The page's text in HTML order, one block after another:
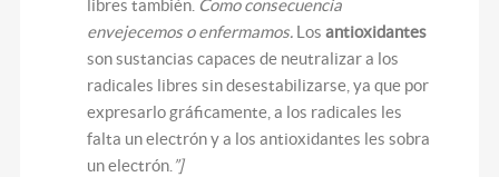
libres también. Como consecuencia
envejecemos o enfermamos. Losantioxidantes
son sustancias capaces de neutralizar a los
radicales libres sin desestabilizarse, ya que por
expresarlo gráficamente, a los radicales les
falta un electrón y a los antioxidantes les sobra
un electrón. ”]